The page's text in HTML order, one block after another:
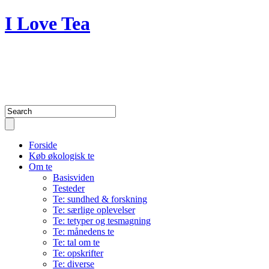
I Love Tea
Forside
Køb økologisk te
Om te
Basisviden
Testeder
Te: sundhed & forskning
Te: særlige oplevelser
Te: tetyper og tesmagning
Te: månedens te
Te: tal om te
Te: opskrifter
Te: diverse